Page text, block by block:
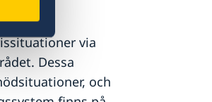
via
Dessa
och